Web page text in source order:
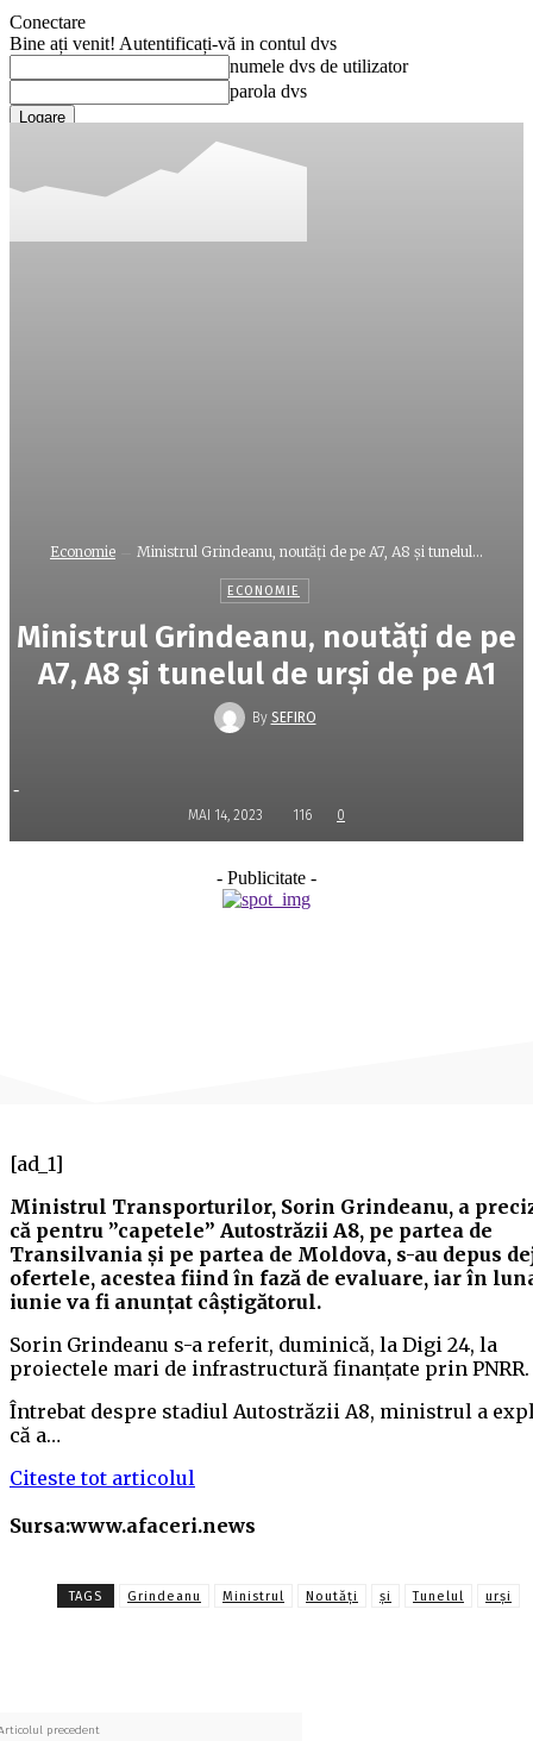
Conectare
Bine ați venit! Autentificați-vă in contul dvs
numele dvs de utilizator
parola dvs
Ați uitat parola? obține ajutor
Recuperați-vă parola
Economie Ministrul Grindeanu, noutăți de pe A7, A8 și tunelul...
ECONOMIE
Ministrul Grindeanu, noutăți de pe
A7, A8 și tunelul de urși de pe A1
By SEFIRO
-
MAI 14, 2023 116 0
- Publicitate -
[ad_1]
Ministrul Transporturilor, Sorin Grindeanu, a
că pentru ”capetele” Autostrăzii A8, pe partea de
Transilvania şi pe partea de Moldova, s-au depus
ofertele, acestea fiind în fază de evaluare, iar în
iunie va fi anunţat câştigătorul.
Sorin Grindeanu s-a referit, duminică, la Digi 24, la
proiectele mari de infrastructură finanţate prin PNRR.
Întrebat despre stadiul Autostrăzii A8, ministrul a
că a…
Citeste tot articolul
Sursa:www.afaceri.news
TAGS Grindeanu Ministrul Noutăți și Tunelul urși
precedent